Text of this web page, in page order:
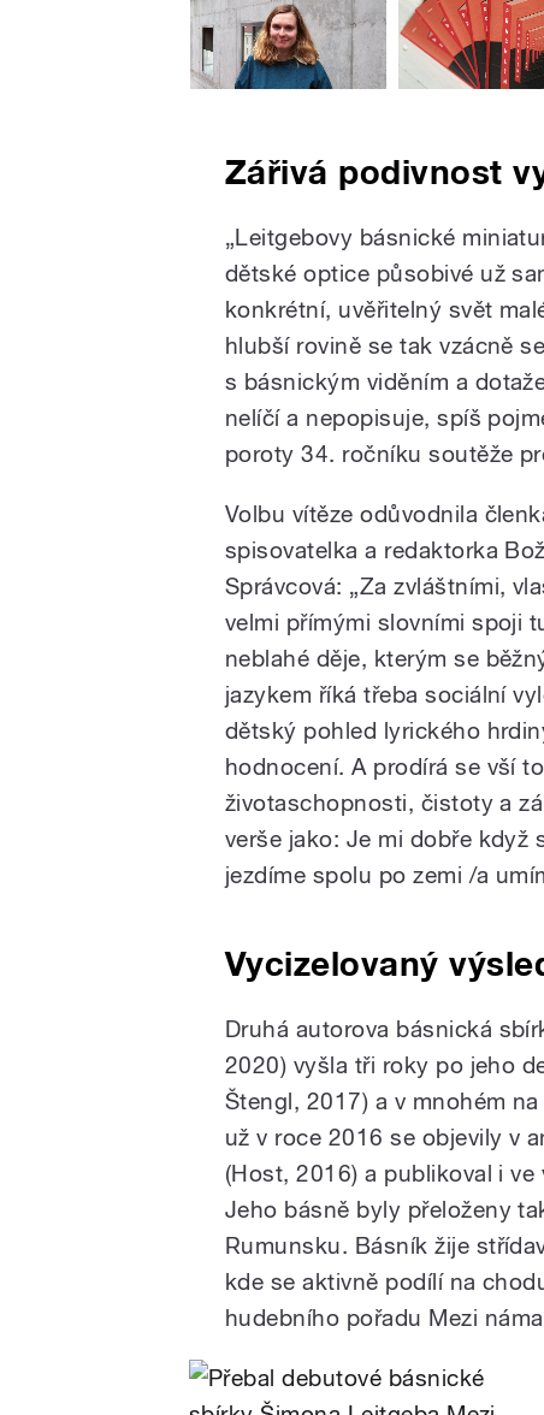
Zářivá podivnost
„Leitgebovy básnické
dětské optice působivé už
konkrétní, uvěřitelný svět
hlubší rovině se tak vzácně
s básnickým viděním a
nelíčí a nepopisuje, spíš
poroty 34. ročníku soutěže
Volbu vítěze odůvodnila
spisovatelka a redaktorka
Správcová: „Za zvláštními,
velmi přímými slovními spoji
neblahé děje, kterým se
jazykem říká třeba sociální
dětský pohled lyrického
hodnocení. A prodírá se vší
životaschopnosti, čistoty a
verše jako: Je mi dobře když
jezdíme spolu po zemi /a
Vycizelovaný
Druhá autorova básnická
2020) vyšla tři roky po jeho
Štengl, 2017) a v mnohém
už v roce 2016 se objevily v
(Host, 2016) a publikoval i
Jeho básně byly přeloženy
Rumunsku. Básník žije
kde se aktivně podílí na
hudebního pořadu Mezi